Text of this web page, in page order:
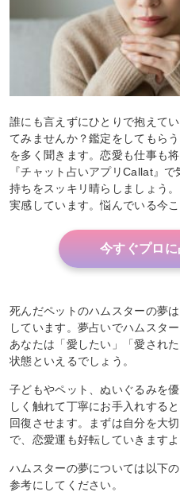
誰にも言えずにひとりで抱えて
てみませんか？鑑定をしてもら
を多く聞きます。恋愛も仕事も
『チャット占いアプリCallat』
持ちをスッキリ晴らしましょう
実感しています。悩んでいる今
今すぐプロに
死んだペットのハムスターの夢は
しています。夢占いでハムスタ
あなたは「愛したい」「愛され
状態といえるでしょう。
子どもやペット、ぬいぐるみを
しく触れて丁寧にお手入れする
回復させます。まずは自分を大
で、恋愛運も好転していきますよ
ハムスターの夢については以下
参考にしてください。